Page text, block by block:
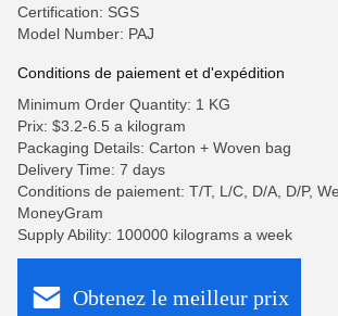
Certification: SGS
Model Number: PAJ
Conditions de paiement et d'expédition
Minimum Order Quantity: 1 KG
Prix: $3.2-6.5 a kilogram
Packaging Details: Carton + Woven bag
Delivery Time: 7 days
Conditions de paiement: T/T, L/C, D/A, D/P,
MoneyGram
Supply Ability: 100000 kilograms a week
Obtenez le meilleur prix